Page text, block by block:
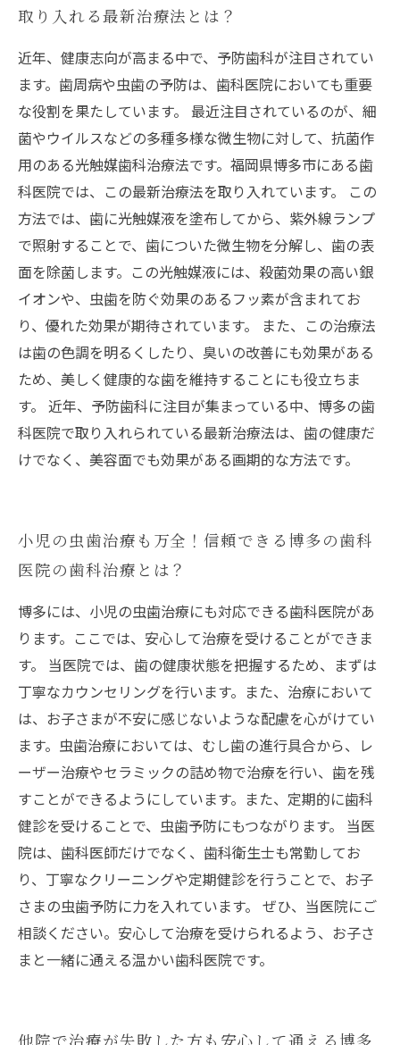
取り入れる最新治療法とは？
近年、健康志向が高まる中で、予防歯科が注目されてい
ます。歯周病や虫歯の予防は、歯科医院においても重要
な役割を果たしています。 最近注目されているのが、細
菌やウイルスなどの多種多様な微生物に対して、抗菌作
用のある光触媒歯科治療法です。福岡県博多市にある歯
科医院では、この最新治療法を取り入れています。 この
方法では、歯に光触媒液を塗布してから、紫外線ランプ
で照射することで、歯についた微生物を分解し、歯の表
面を除菌します。この光触媒液には、殺菌効果の高い銀
イオンや、虫歯を防ぐ効果のあるフッ素が含まれてお
り、優れた効果が期待されています。 また、この治療法
は歯の色調を明るくしたり、臭いの改善にも効果がある
ため、美しく健康的な歯を維持することにも役立ちま
す。 近年、予防歯科に注目が集まっている中、博多の歯
科医院で取り入れられている最新治療法は、歯の健康だ
けでなく、美容面でも効果がある画期的な方法です。
小児の虫歯治療も万全！信頼できる博多の歯科
医院の歯科治療とは？
博多には、小児の虫歯治療にも対応できる歯科医院があ
ります。ここでは、安心して治療を受けることができま
す。 当医院では、歯の健康状態を把握するため、まずは
丁寧なカウンセリングを行います。また、治療において
は、お子さまが不安に感じないような配慮を心がけてい
ます。虫歯治療においては、むし歯の進行具合から、レ
ーザー治療やセラミックの詰め物で治療を行い、歯を残
すことができるようにしています。また、定期的に歯科
健診を受けることで、虫歯予防にもつながります。 当医
院は、歯科医師だけでなく、歯科衛生士も常勤してお
り、丁寧なクリーニングや定期健診を行うことで、お子
さまの虫歯予防に力を入れています。 ぜひ、当医院にご
相談ください。安心して治療を受けられるよう、お子さ
まと一緒に通える温かい歯科医院です。
他院で治療が失敗した方も安心して通える博多